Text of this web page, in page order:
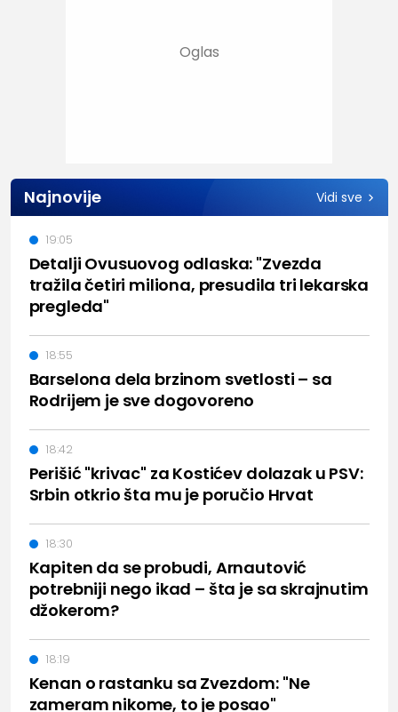
Najnovije Vidi sve
Detalji Ovusuovog odlaska: "Zvezda
tražila četiri miliona, presudila tri lekarska
pregleda"
19:05
Barselona dela brzinom svetlosti – sa
Rodrijem je sve dogovoreno
18:55
Perišić "krivac" za Kostićev dolazak u PSV:
Srbin otkrio šta mu je poručio Hrvat
18:42
Kapiten da se probudi, Arnautović
potrebniji nego ikad – šta je sa skrajnutim
džokerom?
18:30
Kenan o rastanku sa Zvezdom: "Ne
zameram nikome, to je posao"
18:19